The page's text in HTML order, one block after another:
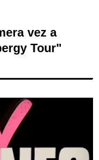
vez a
Tour"